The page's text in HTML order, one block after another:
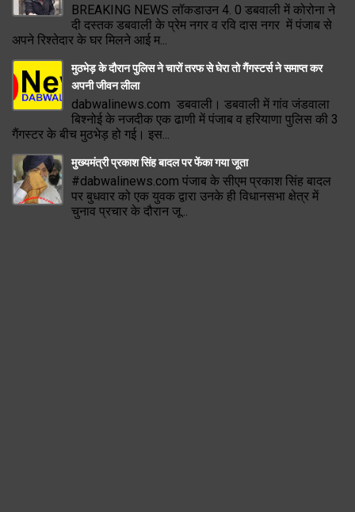
BREAKING NEWS लॉकडाउन 4. 0 डबवाली में कोरोना ने
दी दस्तक डबवाली के प्रेम नगर व रवि दास नगर में पंजाब से
अपने रिश्तेदार के घर मिलने आई म...
मुठभेड़ के दौरान पुलिस ने चारों तरफ से घेरा तो गैंगस्टर्स ने समाप्त कर
अपनी जीवन लीला
dabwalinews.com डबवाली। डबवाली में गांव जंडवाला
बिश्नोई के नजदीक एक ढाणी में पंजाब व हरियाणा पुलिस की 3
गैंगस्टर के बीच मुठभेड़ हो गई। इस...
मुख्यमंत्री प्रकाश सिंह बादल पर फेंका गया जूता
#dabwalinews.com पंजाब के सीएम प्रकाश सिंह बादल
पर बुधवार को एक युवक द्वारा उनके ही विधानसभा क्षेत्र में
चुनाव प्रचार के दौरान जू...